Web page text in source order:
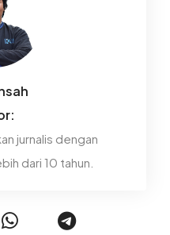
jurnalis dengan
dari 10 tahun.